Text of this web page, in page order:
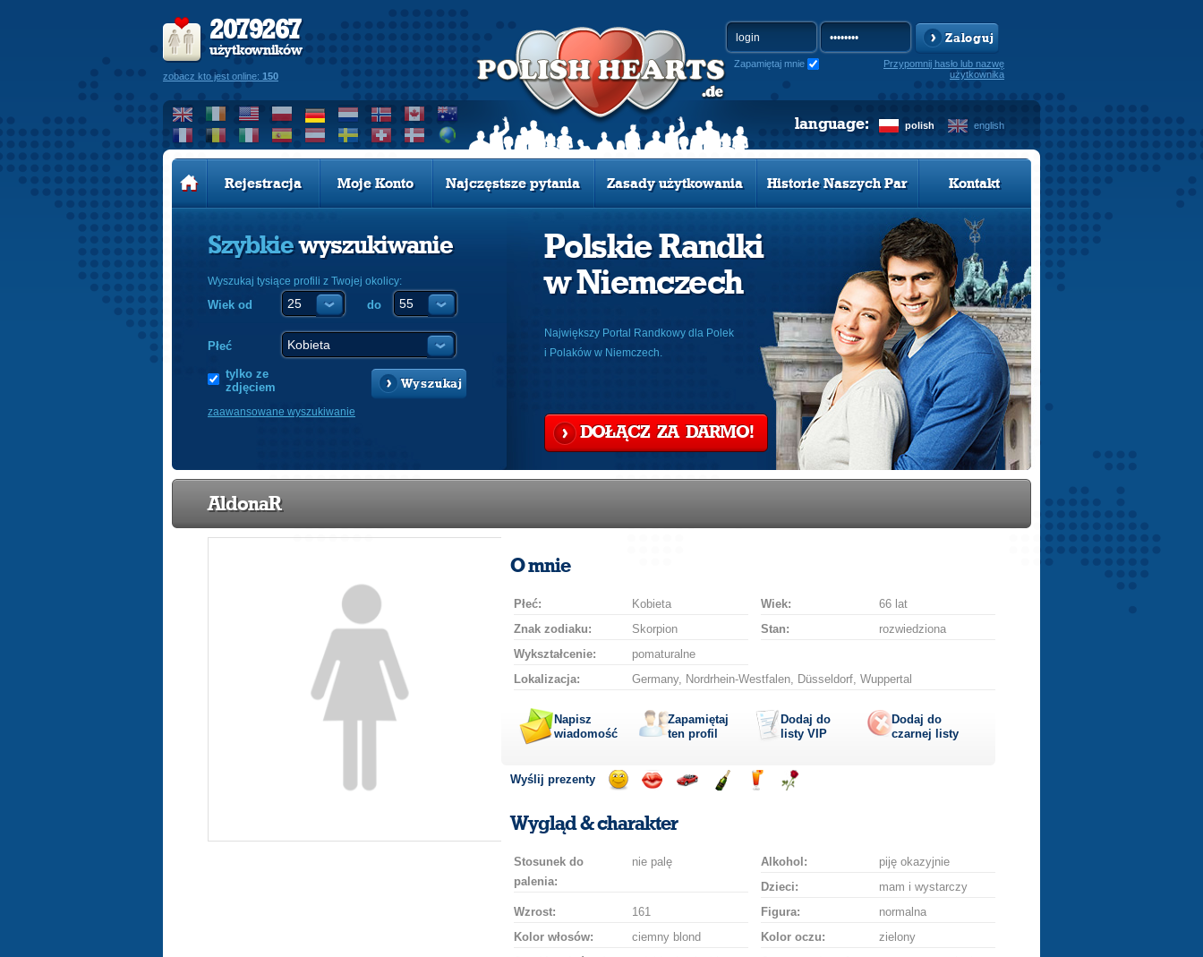
2079267
użytkowników
zobacz kto jest online: 150
Zaloguj
Zapamiętaj mnie
Przypomnij hasło lub nazwę
użytkownika
polish english
language:
Rejestracja Moje Konto Najczęstsze pytania Zasady użytkowania Historie Naszych Par Kontakt
Szybkiewyszukiwanie
Wyszukaj tysiące profili z Twojej okolicy:
Wiek od do
Płeć
tylko ze
zdjęciem
Wyszukaj
zaawansowane wyszukiwanie
Polskie Randki
w Niemczech
Największy Portal Randkowy dla Polek
i Polaków w Niemczech.
DOŁĄCZ ZA DARMO!
AldonaR
O mnie
Płeć: Kobieta Wiek:
66 lat
Znak zodiaku:
Skorpion Stan:
rozwiedziona
Wykształcenie:
pomaturalne
Lokalizacja:
Germany, Nordrhein-Westfalen, Düsseldorf, Wuppertal
Napisz
wiadomość
Zapamiętaj
ten profil
Dodaj do
listy VIP
Dodaj do
czarnej listy
Wyślij prezenty
uśmiechbuziaka
Wygląd & charakter
Stosunek do
palenia:
nie palę Alkohol:
piję okazyjnie
Dzieci:
mam i wystarczy
Wzrost:
161 Figura:
normalna
Kolor włosów:
ciemny blond Kolor oczu:
zielony